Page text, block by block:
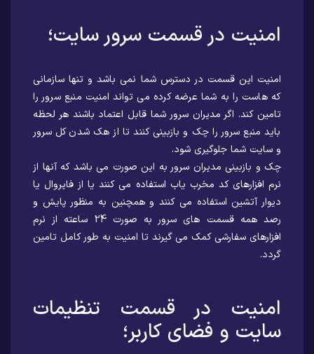
امنیت در قسمت سرور سایت؛
امنیت این قسمت در دسترس شما نمی باشد و تنها سازمانی
که هاست را به شما عرضه کرده می تواند امنیت منبع سرور را
تامین کند. اگر مدیران سرور شما قابل اعتماد باشند هر لحظه
باید منبع سرور را چک و بازبینی کنند تا از هک شدن کل سرور
و سایت شما جلوگیری شود.
چک و بازبینی مدیران سرور به این صورت می باشد که آنها از
نرم افزارهای کد مخرب یاب استفاده می کنند یا از فایروال یا
دیوار آتشین استفاده می کنند و همچنین به منظور پایش و
رصد همه قسمت های سرور به صورت 24 ساعته از نرم
افزارهای سفارشی کمک می گیرند تا امنیت به طور کامل تامین
گردد.
امنیت در قسمت تنظیمات
سایت و فضای کاربر؛